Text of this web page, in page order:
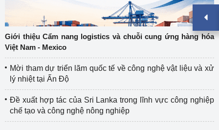
Giới thiệu Cẩm nang logistics và chuỗi cung ứng hàng hóa
Việt Nam - Mexico
Mời tham dự triển lãm quốc tế về công nghệ vật liệu và xử
lý nhiệt tại Ấn Độ
Đề xuất hợp tác của Sri Lanka trong lĩnh vực công nghiệp
chế tạo và công nghệ nông nghiệp